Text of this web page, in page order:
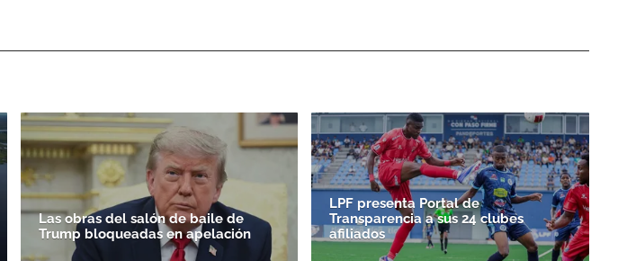
Las obras del salón de baile de
Trump bloqueadas en apelación
LPF presenta Portal de
Transparencia a sus 24 clubes
afiliados